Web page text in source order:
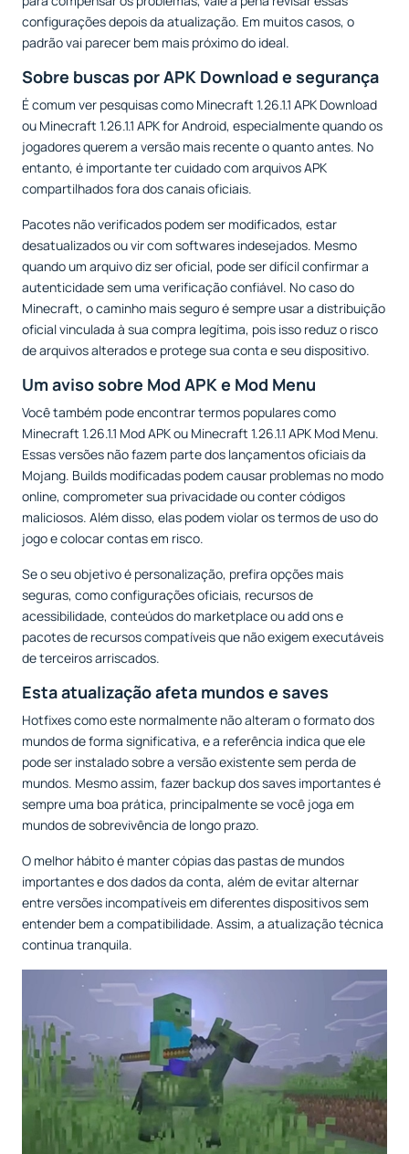
configurações depois da atualização. Em muitos casos, o
padrão vai parecer bem mais próximo do ideal.
Sobre buscas por APK Download e segurança
É comum ver pesquisas como Minecraft 1.26.1.1 APK Download
ou Minecraft 1.26.1.1 APK for Android, especialmente quando os
jogadores querem a versão mais recente o quanto antes. No
entanto, é importante ter cuidado com arquivos APK
compartilhados fora dos canais oficiais.
Pacotes não verificados podem ser modificados, estar
desatualizados ou vir com softwares indesejados. Mesmo
quando um arquivo diz ser oficial, pode ser difícil confirmar a
autenticidade sem uma verificação confiável. No caso do
Minecraft, o caminho mais seguro é sempre usar a distribuição
oficial vinculada à sua compra legítima, pois isso reduz o risco
de arquivos alterados e protege sua conta e seu dispositivo.
Um aviso sobre Mod APK e Mod Menu
Você também pode encontrar termos populares como
Minecraft 1.26.1.1 Mod APK ou Minecraft 1.26.1.1 APK Mod Menu.
Essas versões não fazem parte dos lançamentos oficiais da
Mojang. Builds modificadas podem causar problemas no modo
online, comprometer sua privacidade ou conter códigos
maliciosos. Além disso, elas podem violar os termos de uso do
jogo e colocar contas em risco.
Se o seu objetivo é personalização, prefira opções mais
seguras, como configurações oficiais, recursos de
acessibilidade, conteúdos do marketplace ou add ons e
pacotes de recursos compatíveis que não exigem executáveis
de terceiros arriscados.
Esta atualização afeta mundos e saves
Hotfixes como este normalmente não alteram o formato dos
mundos de forma significativa, e a referência indica que ele
pode ser instalado sobre a versão existente sem perda de
mundos. Mesmo assim, fazer backup dos saves importantes é
sempre uma boa prática, principalmente se você joga em
mundos de sobrevivência de longo prazo.
O melhor hábito é manter cópias das pastas de mundos
importantes e dos dados da conta, além de evitar alternar
entre versões incompatíveis em diferentes dispositivos sem
entender bem a compatibilidade. Assim, a atualização técnica
continua tranquila.